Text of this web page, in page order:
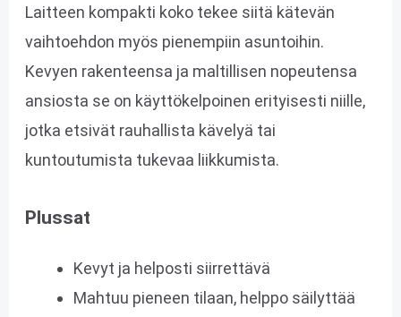
Laitteen kompakti koko tekee siitä kätevän
vaihtoehdon myös pienempiin asuntoihin.
Kevyen rakenteensa ja maltillisen nopeutensa
ansiosta se on käyttökelpoinen erityisesti niille,
jotka etsivät rauhallista kävelyä tai
kuntoutumista tukevaa liikkumista.
Plussat
Kevyt ja helposti siirrettävä
Mahtuu pieneen tilaan, helppo säilyttää